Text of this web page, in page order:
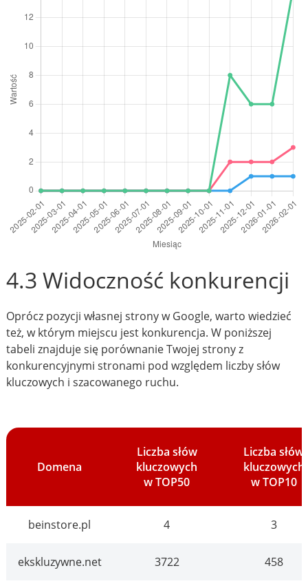
4.3 Widoczność konkurencji
Oprócz pozycji własnej strony w Google, warto wiedzieć
też, w którym miejscu jest konkurencja. W poniższej
tabeli znajduje się porównanie Twojej strony z
konkurencyjnymi stronami pod względem liczby słów
kluczowych i szacowanego ruchu.
Domena
Liczba słów
kluczowych
w TOP50
Liczba słów
kluczowych
w TOP10
beinstore.pl 4 3
ekskluzywne.net 3722 458